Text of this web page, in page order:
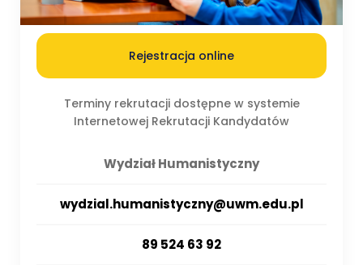
Rejestracja online
Terminy rekrutacji dostępne w systemie
Internetowej Rekrutacji Kandydatów
Wydział Humanistyczny
wydzial.humanistyczny@uwm.edu.pl
89 524 63 92